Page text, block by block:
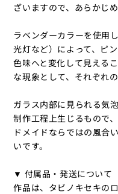
ざいますので、あらかじ
ラベンダーカラーを使用
光灯など）によって、ピ
色味へと変化して見える
な現象として、それぞれ
ガラス内部に見られる気
制作工程上生じるもので
ドメイドならではの風合
いです。
▼ 付属品・発送について
作品は、タビノキセキの